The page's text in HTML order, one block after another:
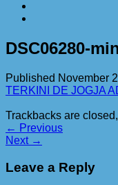
DSC06280-
Published November
TERKINI DE JOGJA
Trackbacks are
← Previous
Next →
Leave a Reply